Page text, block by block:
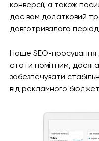
конверсії, а також
дає вам додатковий
довготривалого
Наше SEO-просування
стати помітним,
забезпечувати
від рекламного